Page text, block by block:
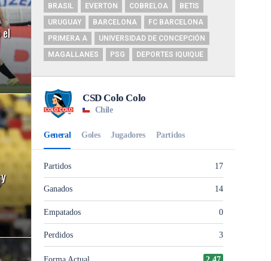
BRASIL
EVERTON COBRELOA
BETIS
URUGUAY
BARCELONA
FC BARCELONA
PRIMERA A
UNIVERSIDAD DE CONCEPCIÓN
MAGALLANES
PSG DEPORTES IQUIQUE